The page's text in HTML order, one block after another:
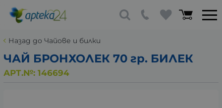
Назад до Чайове и билки
ЧАЙ БРОНХОЛЕК 70 гр. БИЛЕК
АРТ.№: 146694